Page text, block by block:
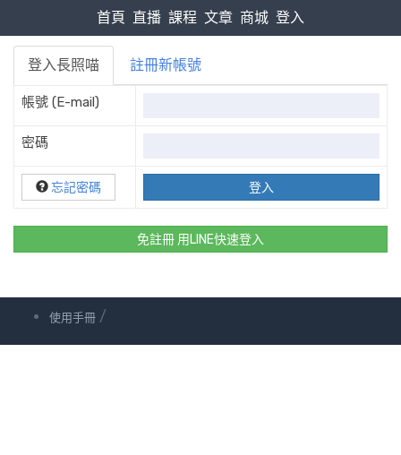
首頁 直播 課程 文章 商城 登入
登入長照喵 註冊新帳號
帳號 (E-mail)
密碼
忘記密碼
免註冊 用LINE快速登入
使用手冊 /